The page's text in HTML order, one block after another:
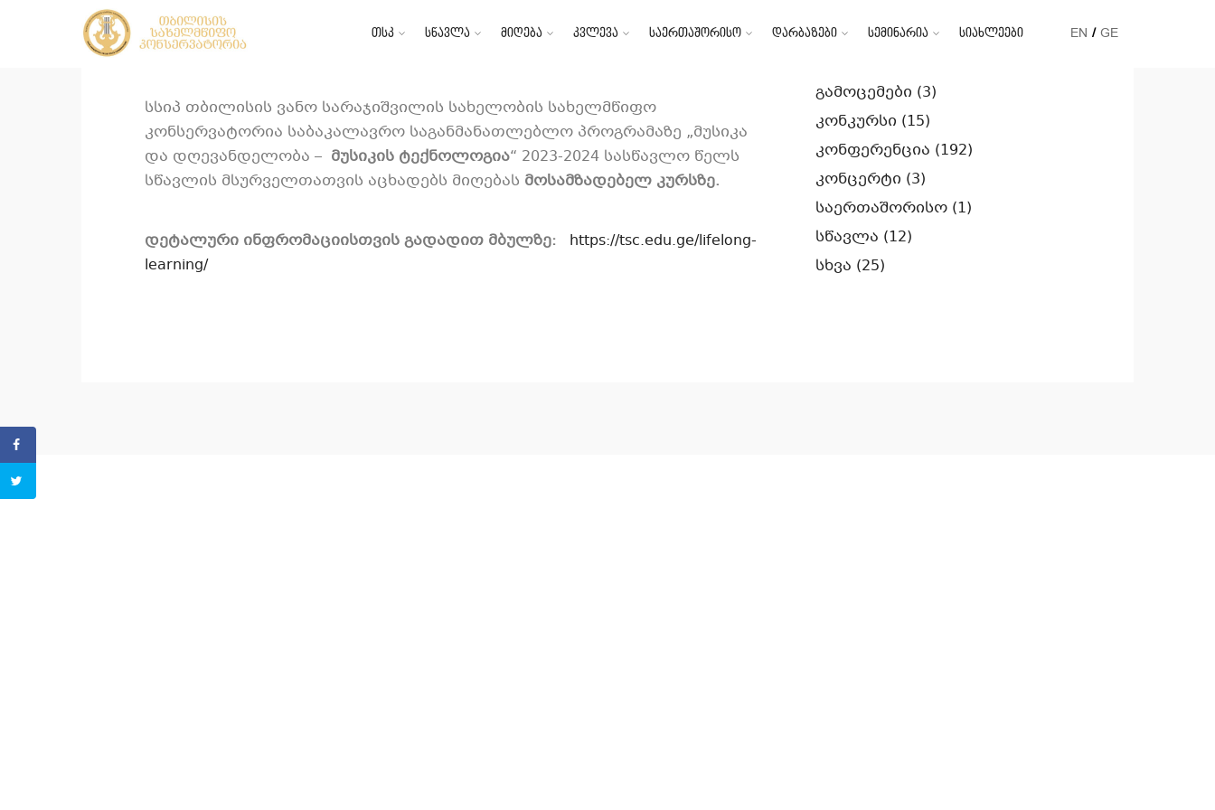
თსკ სწავლა მიღება კვლევა საერთაშორისო დარბაზები სემინარია სიახლეები EN GE
Share
სსიპ თბილისის ვანო სარაჯიშვილის სახელობის სახელმწიფო
კონსერვატორია საბაკალავრო საგანმანათლებლო პროგრამაზე „მუსიკა
და დღევანდელობა – მუსიკის ტექნოლოგია“ 2023-2024 სასწავლო წელს
სწავლის მსურველთათვის აცხადებს მიღებას მოსამზადებელ კურსზე.
დეტალური ინფრომაციისთვის გადადით მბულზე: https://tsc.edu.ge/lifelong-
learning/
გამოცემები (3)
კონკურსი (15)
კონფერენცია (192)
კონცერტი (3)
საერთაშორისო(1)
სწავლა (12)
სხვა (25)